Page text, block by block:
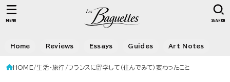
Home Reviews Essays Guides Art Notes
SEARCH
MENU
HOME 生活・旅行 フランスに留学して（住んでみて）変わったこと